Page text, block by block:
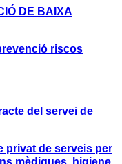
DE BAIXA
riscos
del servei de
privat de serveis per